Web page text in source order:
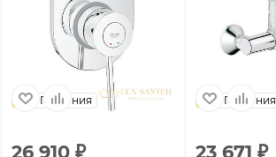
Германия
26 910 ₽
Германия
23 671 ₽